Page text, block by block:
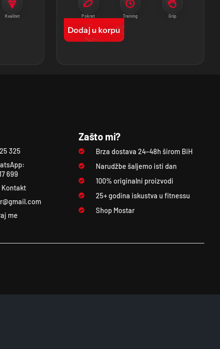
Kvalitet Pokret Trening Grip
Dodaj u korpu
325
699
me
Zašto mi?
Brza dostava 24–48h širom BiH
Narudžbe šaljemo isti dan
100% originalni proizvodi
25+ godina iskustva u fitnessu
Shop Mostar